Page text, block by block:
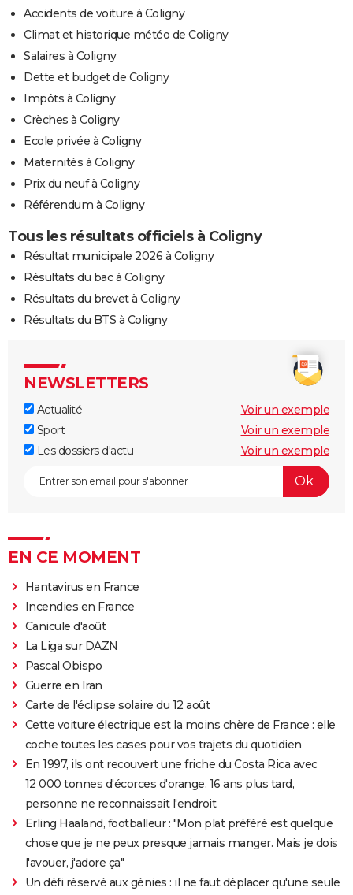
Accidents de voiture à Coligny
Climat et historique météo de Coligny
Salaires à Coligny
Dette et budget de Coligny
Impôts à Coligny
Crèches à Coligny
Ecole privée à Coligny
Maternités à Coligny
Prix du neuf à Coligny
Référendum à Coligny
Tous les résultats officiels à Coligny
Résultat municipale 2026 à Coligny
Résultats du bac à Coligny
Résultats du brevet à Coligny
Résultats du BTS à Coligny
NEWSLETTERS
Actualité
Voir un exemple
Sport
Voir un exemple
Les dossiers d'actu
Voir un exemple
EN CE MOMENT
Hantavirus en France
Incendies en France
Canicule d'août
La Liga sur DAZN
Pascal Obispo
Guerre en Iran
Carte de l'éclipse solaire du 12 août
Cette voiture électrique est la moins chère de France : elle
coche toutes les cases pour vos trajets du quotidien
En 1997, ils ont recouvert une friche du Costa Rica avec
12 000 tonnes d'écorces d'orange. 16 ans plus tard,
personne ne reconnaissait l'endroit
Erling Haaland, footballeur : "Mon plat préféré est quelque
chose que je ne peux presque jamais manger. Mais je dois
l'avouer, j'adore ça"
Un défi réservé aux génies : il ne faut déplacer qu'une seule